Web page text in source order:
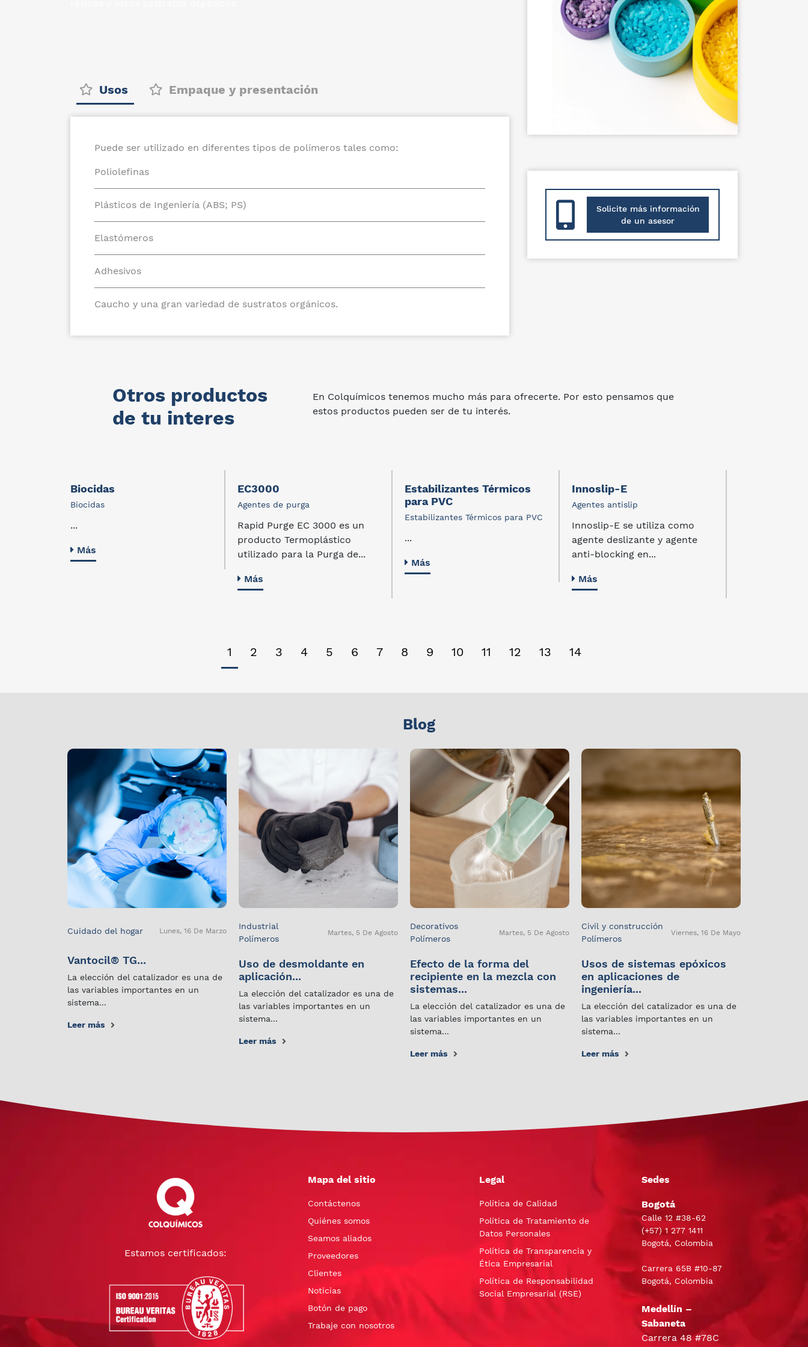
Usos Empaque y presentación
Puede ser utilizado en diferentes tipos de polímeros tales como:
Poliolefinas
Plásticos de Ingeniería (ABS; PS)
Elastómeros
Adhesivos
Caucho y una gran variedad de sustratos orgánicos.
Solicite más información
de un asesor
Otros productos
de tu interes
En Colquímicos tenemos mucho más para ofrecerte. Por esto pensamos que
estos productos pueden ser de tu interés.
Biocidas
Biocidas
...
Más
EC3000
Agentes de purga
Rapid Purge EC 3000 es un
producto Termoplástico
utilizado para la Purga de...
Más
Estabilizantes Térmicos
para PVC
Estabilizantes Térmicos para PVC
...
Más
Innoslip-E
Agentes antislip
Innoslip-E se utiliza como
agente deslizante y agente
anti-blocking en...
Más
1 2 3 4 5 6 7 8 9 10 11 12 13 14
Blog
Cuidado del hogar Lunes, 16 De Marzo
Vantocil® TG...
La elección del catalizador es una de
las variables importantes en un
sistema...
Leer más
Industrial
Polímeros
Martes, 5 De Agosto
Uso de desmoldante en
aplicación...
La elección del catalizador es una de
las variables importantes en un
sistema...
Leer más
Decorativos
Polímeros
Martes, 5 De Agosto
Efecto de la forma del
recipiente en la mezcla con
sistemas...
La elección del catalizador es una de
las variables importantes en un
sistema...
Leer más
Civil y construcción
Polímeros
Viernes, 16 De Mayo
Usos de sistemas epóxicos
en aplicaciones de
ingeniería...
La elección del catalizador es una de
las variables importantes en un
sistema...
Leer más
Estamos certificados:
Mapa del sitio
Contáctenos
Quiénes somos
Seamos aliados
Proveedores
Clientes
Noticias
Botón de pago
Trabaje con nosotros
Legal
Política de Calidad
Política de Tratamiento de
Datos Personales
Política de Transparencia y
Ética Empresarial
Política de Responsabilidad
Social Empresarial (RSE)
Sedes
Bogotá
Calle 12 #38-62
(+57)1 277 1411
Bogotá, Colombia
Carrera 65B #10-87
Bogotá, Colombia
Medellín –
Sabaneta
Carrera 48 #78C